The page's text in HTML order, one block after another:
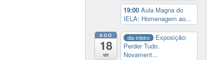
19:00Aula Magna do
IELA: Homenagem ao...
AGO
18
ter
dia inteiro
Exposição:
Perder Tudo.
Novament...